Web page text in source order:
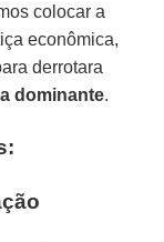
colocar a
econômica,
derrotara
dominante.